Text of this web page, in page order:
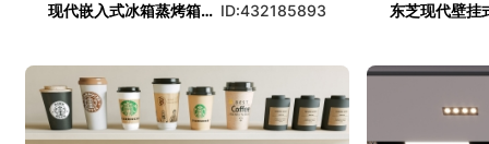
现代嵌入式冰箱蒸烤箱组合 ID:432185893 东芝现代壁挂